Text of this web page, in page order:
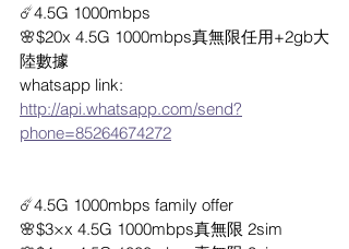
☄️4.5G 1000mbps
🌸$20x 4.5G 1000mbps真無限任用+2gb大
陸數據
whatsapp link:
http://api.whatsapp.com/send?
phone=85264674272
☄️4.5G 1000mbps family offer
🌸$3×x 4.5G 1000mbps真無限 2sim